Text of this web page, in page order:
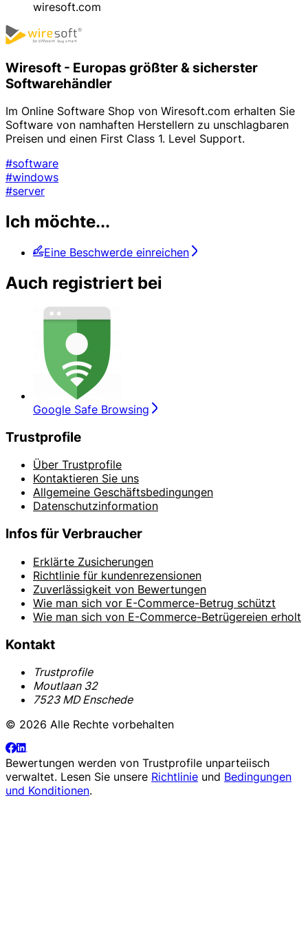
wiresoft.com
Wiresoft - Europas größter & sicherster
Softwarehändler
Im Online Software Shop von Wiresoft.com erhalten Sie
Software von namhaften Herstellern zu unschlagbaren
Preisen und einen First Class 1. Level Support.
#software
#windows
#server
Ich möchte...
Eine Beschwerde einreichen
Auch registriert bei
Google Safe Browsing
Trustprofile
Über Trustprofile
Kontaktieren Sie uns
Allgemeine Geschäftsbedingungen
Datenschutzinformation
Infos für Verbraucher
Erklärte Zusicherungen
Richtlinie für kundenrezensionen
Zuverlässigkeit von Bewertungen
Wie man sich vor E-Commerce-Betrug schützt
Wie man sich von E-Commerce-Betrügereien erholt
Kontakt
Trustprofile
Moutlaan 32
7523 MD Enschede
© 2026 Alle Rechte vorbehalten
Bewertungen werden von Trustprofile unparteiisch
verwaltet. Lesen Sie unsere Richtlinie und Bedingungen
und Konditionen.